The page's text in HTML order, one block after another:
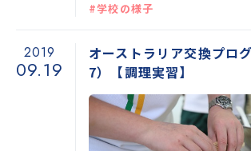
#学校の様子
2019
09.19
オーストラリア交換プロ
7）【調理実習】